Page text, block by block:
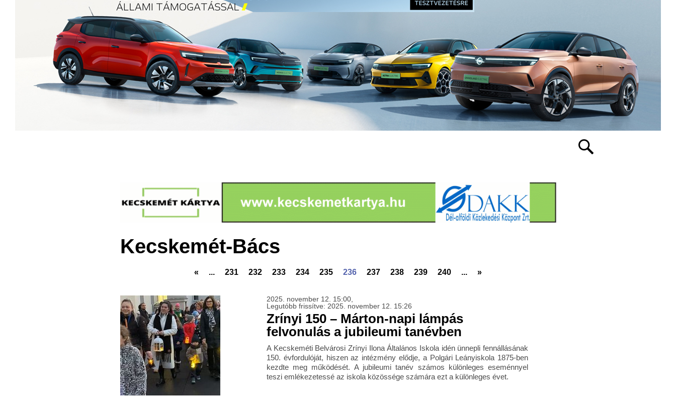
Kecskemét-Bács
« ... 231 232 233 234 235 236 237 238 239 240 ... »
2025. november 12. 15:00,
Legutóbb frissítve: 2025. november 12. 15:26
Zrínyi 150 – Márton-napi lámpás
felvonulás a jubileumi tanévben
A Kecskeméti Belvárosi Zrínyi Ilona Általános Iskola idén ünnepli fennállásának
150. évfordulóját, hiszen az intézmény elődje, a Polgári Leányiskola 1875-ben
kezdte meg működését. A jubileumi tanév számos különleges eseménnyel
teszi emlékezetessé az iskola közössége számára ezt a különleges évet.